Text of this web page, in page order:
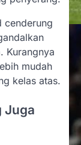
cenderung
Kurangnya
mudah
kelas atas.
Juga